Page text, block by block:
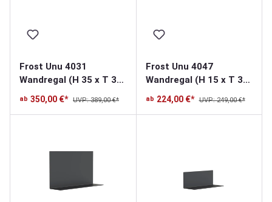
Frost Unu 4031
Wandregal (H 35 x T 30
x L 60cm)
ab 350,00 €* UVP: 389,00 €*
Frost Unu 4047
Wandregal (H 15 x T 30
x L 40cm)
ab 224,00 €* UVP: 249,00 €*